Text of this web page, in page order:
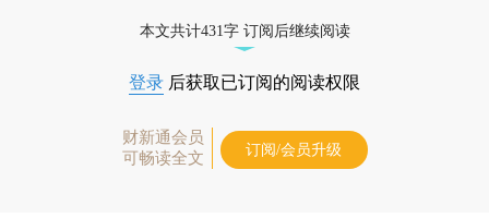
本文共计431字 订阅后继续阅读
登录 后获取已订阅的阅读权限
财新通会员
可畅读全文
订阅/会员升级